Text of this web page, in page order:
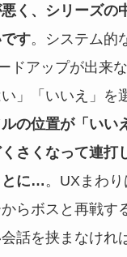
く、シリーズの
す。システム的
ドアップが出来
」「いいえ」を
の位置が「いい
さくなって連打
とに…。UXまわり
らボスと再戦す
話を挟まなけれ